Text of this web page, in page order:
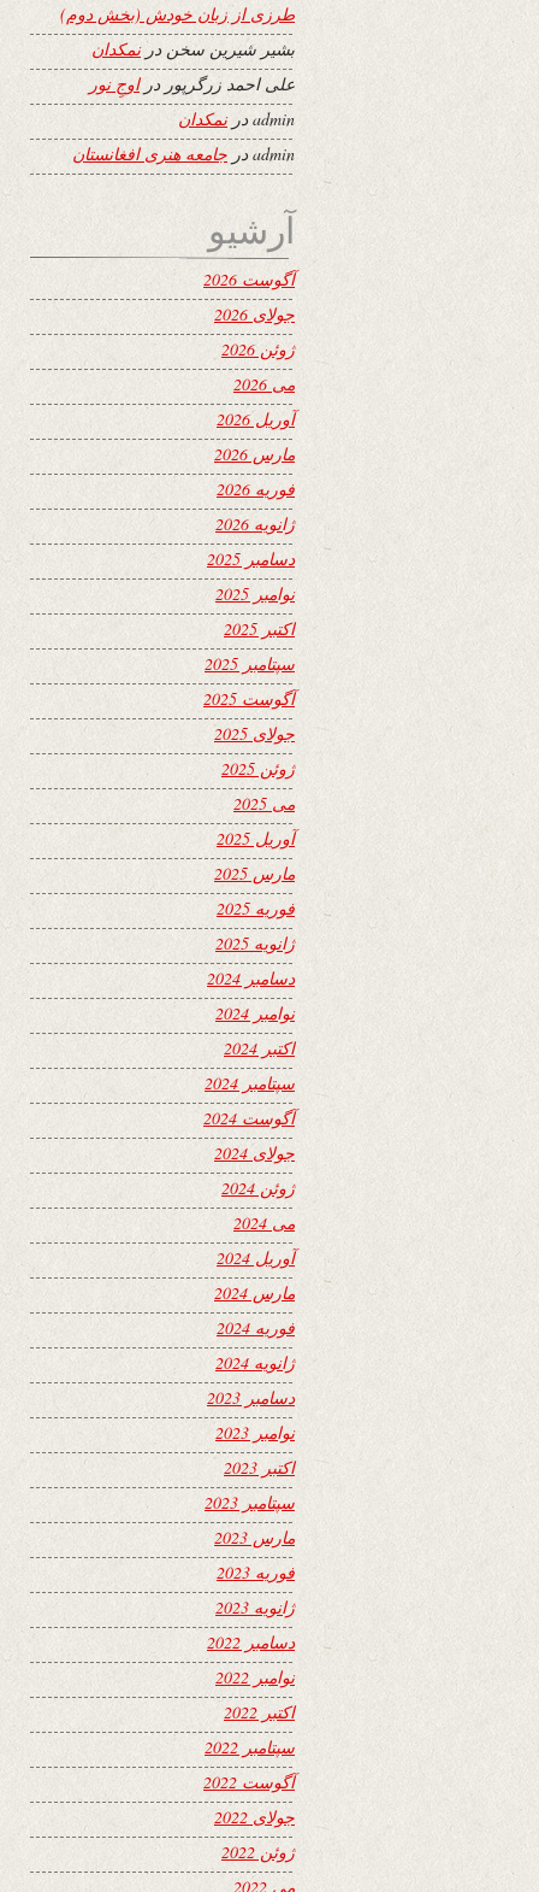
طرزی از زبان خودش (بخش دوم)
بشیر شیرین سخن درنمکدان
علی احمد زرگرپور دراوجِ نور
adminدرنمکدان
admin در جامعه هنری افغانستان
آرشیو
آگوست 2026
جولای 2026
ژوئن 2026
می 2026
آوریل 2026
مارس 2026
فوریه 2026
ژانویه 2026
دسامبر 2025
نوامبر 2025
اکتبر 2025
سپتامبر 2025
آگوست 2025
جولای 2025
ژوئن 2025
می 2025
آوریل 2025
مارس 2025
فوریه 2025
ژانویه 2025
دسامبر 2024
نوامبر 2024
اکتبر 2024
سپتامبر 2024
آگوست 2024
جولای 2024
ژوئن 2024
می 2024
آوریل 2024
مارس 2024
فوریه 2024
ژانویه 2024
دسامبر 2023
نوامبر 2023
اکتبر 2023
سپتامبر 2023
مارس 2023
فوریه 2023
ژانویه 2023
دسامبر 2022
نوامبر 2022
اکتبر 2022
سپتامبر 2022
آگوست 2022
جولای 2022
ژوئن 2022
می 2022